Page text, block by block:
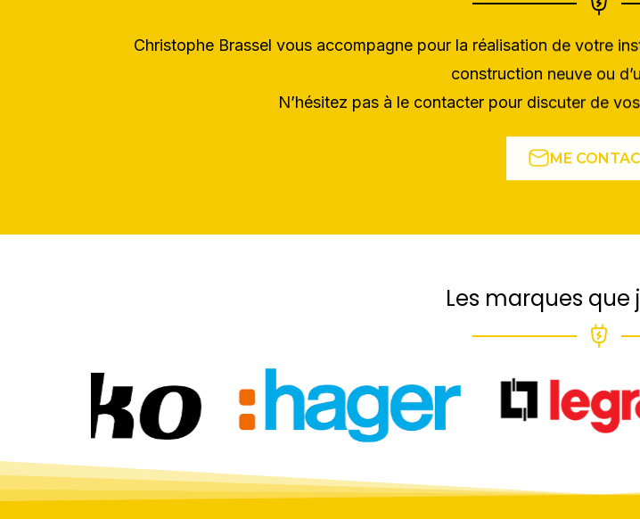
Christophe Brassel vous accompagne pour la réalisation de votre
construction neuve ou
N’hésitez pas à le contacter pour discuter de
ME
Les marques que